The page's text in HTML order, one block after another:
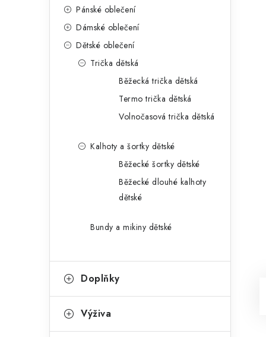
Pánské oblečení
Dámské oblečení
Dětské oblečení
Trička dětská
Běžecká trička dětská
Termo trička dětská
Volnočasová trička dětská
Kalhoty a šortky dětské
Běžecké šortky dětské
Běžecké dlouhé kalhoty
dětské
Bundy a mikiny dětské
Doplňky
Výživa